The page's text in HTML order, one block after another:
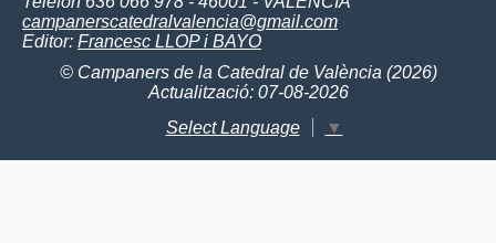
campanerscatedralvalencia@gmail.com
Editor: Francesc LLOP i BAYO
© Campaners de la Catedral de València (2026)
Actualització: 07-08-2026
Select Language
▼